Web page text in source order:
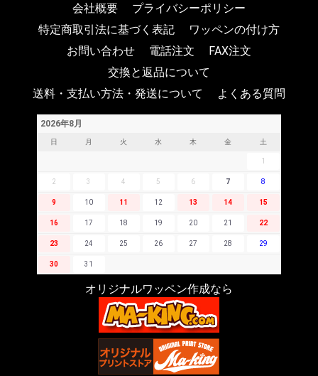
会社概要
プライバシーポリシー
特定商取引法に基づく表記
ワッペンの付け方
お問い合わせ
電話注文
FAX注文
交換と返品について
送料・支払い方法・発送について
よくある質問
2026年8月
日 月 火 水 木 金 土
1
2 3 4 5 6 7 8
9 10 11 12 13 14 15
16 17 18 19 20 21 22
23 24 25 26 27 28 29
30 31
オリジナルワッペン作成なら